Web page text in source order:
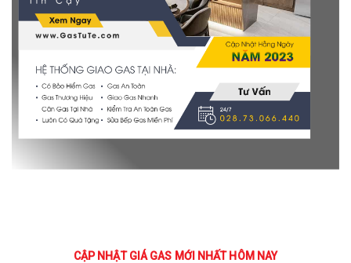
CẬP NHẬT GIÁ GAS MỚI NHẤT HÔM NAY